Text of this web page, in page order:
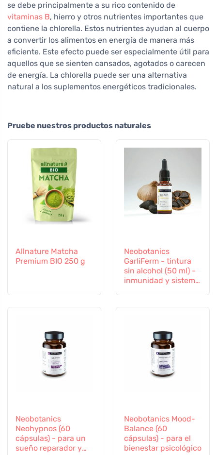
se debe principalmente a su rico contenido de
vitaminas B, hierro y otros nutrientes importantes que
contiene la chlorella. Estos nutrientes ayudan al cuerpo
a convertir los alimentos en energía de manera más
eficiente. Este efecto puede ser especialmente útil para
aquellos que se sienten cansados, agotados o carecen
de energía. La chlorella puede ser una alternativa
natural a los suplementos energéticos tradicionales.
Pruebe nuestros productos naturales
Allnature Matcha
Premium BIO 250 g
Neobotanics
GarliFerm - tintura
sin alcohol (50 ml) -
inmunidad y sistema
Neobotanics
Neohypnos (60
cápsulas) - para un
sueño reparador y
Neobotanics Mood-
Balance (60
cápsulas) - para el
bienestar psicológico